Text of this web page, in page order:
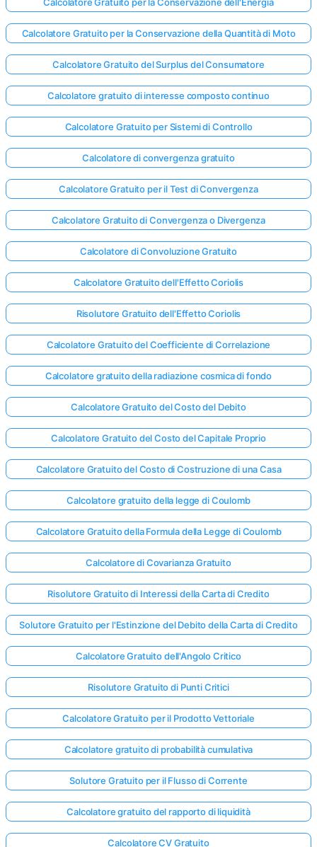
Calcolatore Gratuito per la Conservazione della Quantità di Moto
Calcolatore Gratuito del Surplus del Consumatore
Calcolatore gratuito di interesse composto continuo
Calcolatore Gratuito per Sistemi di Controllo
Calcolatore di convergenza gratuito
Calcolatore Gratuito per il Test di Convergenza
Calcolatore Gratuito di Convergenza o Divergenza
Calcolatore di Convoluzione Gratuito
Calcolatore Gratuito dell'Effetto Coriolis
Risolutore Gratuito dell'Effetto Coriolis
Calcolatore Gratuito del Coefficiente di Correlazione
Calcolatore gratuito della radiazione cosmica di fondo
Calcolatore Gratuito del Costo del Debito
Calcolatore Gratuito del Costo del Capitale Proprio
Calcolatore Gratuito del Costo di Costruzione di una Casa
Calcolatore gratuito della legge di Coulomb
Calcolatore Gratuito della Formula della Legge di Coulomb
Calcolatore di Covarianza Gratuito
Risolutore Gratuito di Interessi della Carta di Credito
Solutore Gratuito per l'Estinzione del Debito della Carta di Credito
Calcolatore Gratuito dell'Angolo Critico
Risolutore Gratuito di Punti Critici
Calcolatore Gratuito per il Prodotto Vettoriale
Calcolatore gratuito di probabilità cumulativa
Solutore Gratuito per il Flusso di Corrente
Calcolatore gratuito del rapporto di liquidità
Calcolatore CV Gratuito